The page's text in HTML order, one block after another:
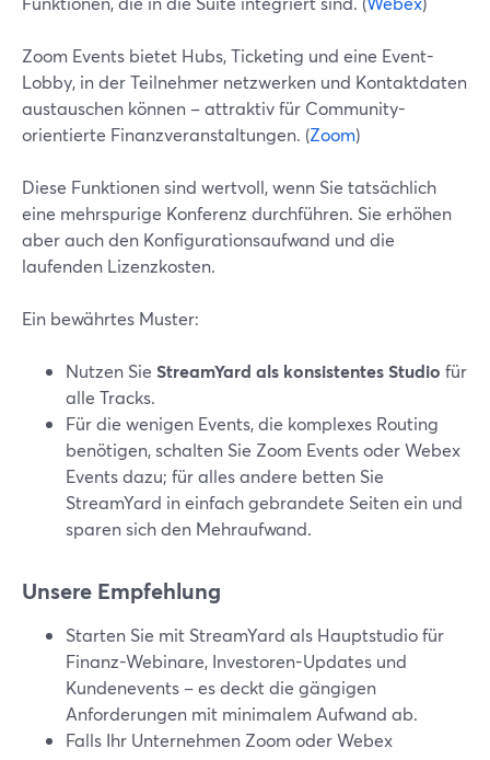
Zoom Events bietet Hubs, Ticketing und eine Event-
Lobby, in der Teilnehmer netzwerken und Kontaktdaten
austauschen können – attraktiv für Community-
orientierte Finanzveranstaltungen. (Zoom)
Diese Funktionen sind wertvoll, wenn Sie tatsächlich
eine mehrspurige Konferenz durchführen. Sie erhöhen
aber auch den Konfigurationsaufwand und die
laufenden Lizenzkosten.
Ein bewährtes Muster:
Nutzen Sie StreamYard als konsistentes Studio für
alle Tracks.
Für die wenigen Events, die komplexes Routing
benötigen, schalten Sie Zoom Events oder Webex
Events dazu; für alles andere betten Sie
StreamYard in einfach gebrandete Seiten ein und
sparen sich den Mehraufwand.
Unsere Empfehlung
Starten Sie mit StreamYard als Hauptstudio für
Finanz-Webinare, Investoren-Updates und
Kundenevents – es deckt die gängigen
Anforderungen mit minimalem Aufwand ab.
Falls Ihr Unternehmen Zoom oder Webex